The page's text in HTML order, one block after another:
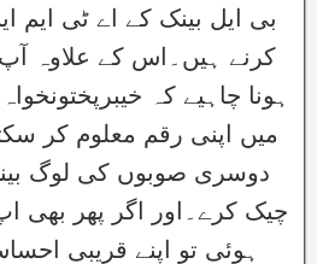
بی ایل بینک کے اے ٹی ایم
کرنے ہیں۔اس کے علاوہ
ہونا چاہیے کہ
میں اپنی رقم معلوم کر
دوسری صوبوں کی لوگ
چیک کرے۔اور اگر پھر بھی
ہوئی تو اپنے قریبی